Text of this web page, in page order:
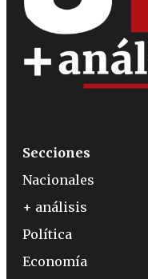
Secciones
Nacionales
+ análisis
Política
Economía